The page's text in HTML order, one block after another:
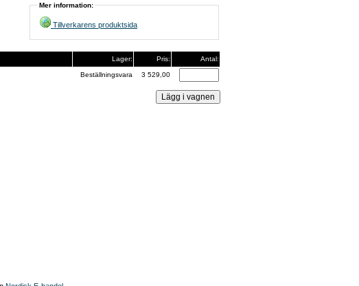
Mer information:
Tillverkarens produktsida
Lager: Pris: Antal:
Beställningsvara 3 529,00